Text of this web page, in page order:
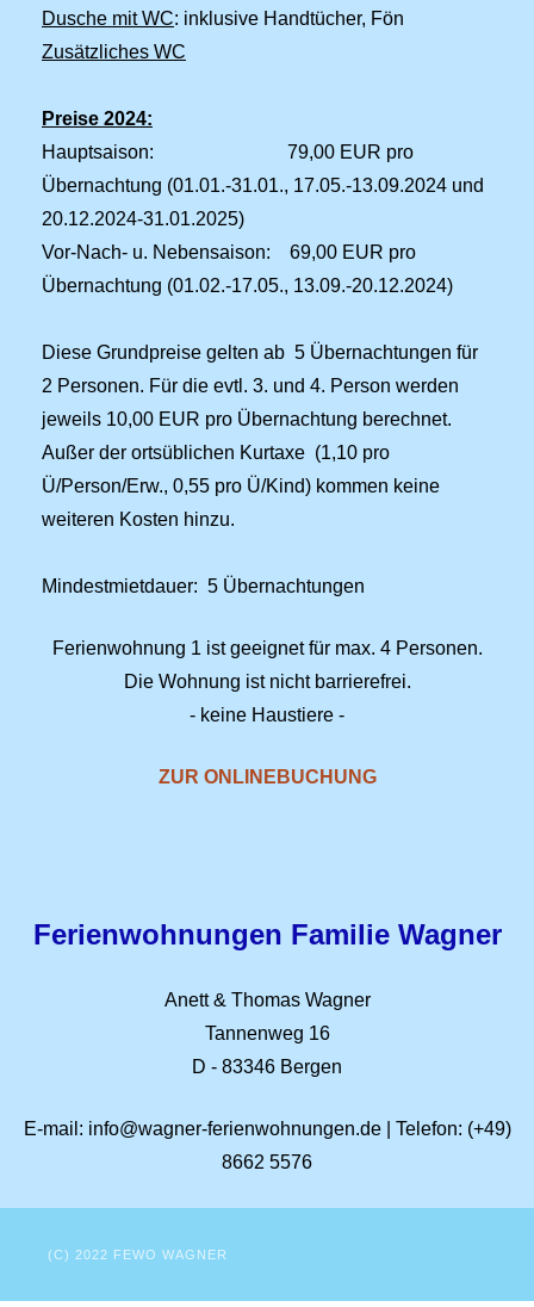
Dusche mit WC: inklusive Handtücher, Fön
Zusätzliches WC
Preise 2024:
Hauptsaison: 79,00 EUR pro
Übernachtung (01.01.-31.01., 17.05.-13.09.2024 und
20.12.2024-31.01.2025)
Vor-Nach- u. Nebensaison: 69,00 EUR pro
Übernachtung (01.02.-17.05., 13.09.-20.12.2024)
Diese Grundpreise gelten ab 5 Übernachtungen für
2 Personen. Für die evtl. 3. und 4. Person werden
jeweils 10,00 EUR pro Übernachtung berechnet.
Außer der ortsüblichen Kurtaxe (1,10 pro
Ü/Person/Erw., 0,55 pro Ü/Kind) kommen keine
weiteren Kosten hinzu.
Mindestmietdauer: 5 Übernachtungen
Ferienwohnung 1 ist geeignet für max. 4 Personen.
Die Wohnung ist nicht barrierefrei.
- keine Haustiere -
ZUR ONLINEBUCHUNG
Ferienwohnungen Familie Wagner
Anett & Thomas Wagner
Tannenweg 16
D - 83346 Bergen
E-mail: info@wagner-ferienwohnungen.de| Telefon: (+49)
8662 5576
(C) 2022 FEWO WAGNER